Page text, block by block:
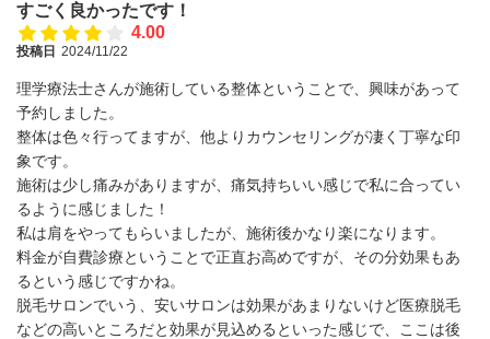
すごく良かったです！
4.00
投稿日 2024/11/22
理学療法士さんが施術している整体ということで、興味があって
予約しました。
整体は色々行ってますが、他よりカウンセリングが凄く丁寧な印
象です。
施術は少し痛みがありますが、痛気持ちいい感じで私に合ってい
るように感じました！
私は肩をやってもらいましたが、施術後かなり楽になります。
料金が自費診療ということで正直お高めですが、その分効果もあ
るという感じですかね。
脱毛サロンでいう、安いサロンは効果があまりないけど医療脱毛
などの高いところだと効果が見込めるといった感じで、ここは後